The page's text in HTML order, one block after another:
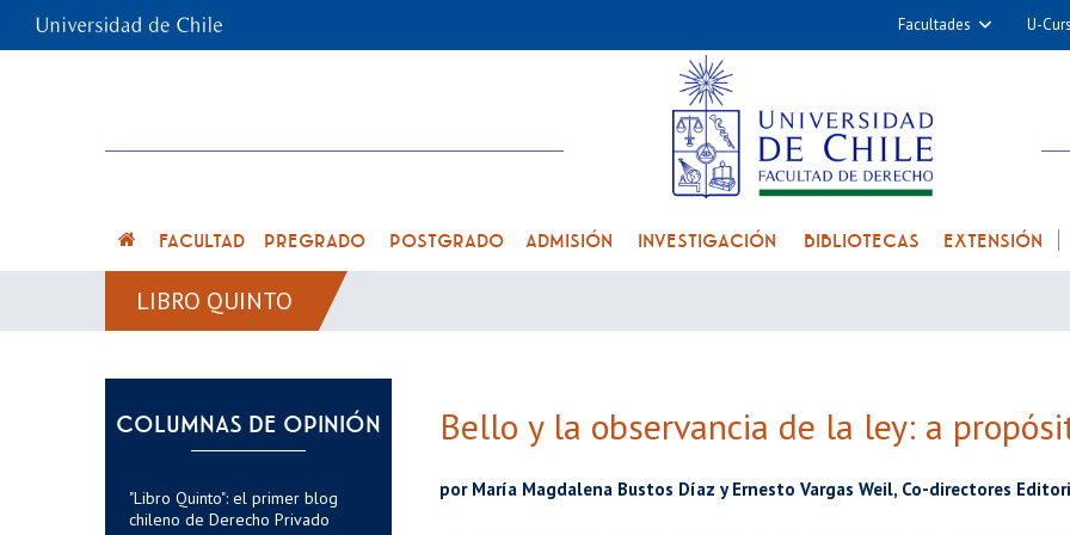
Facultades
Cs. Químicas y
Medicina
Nutrición y
Alimentos
U-
FACULTAD PREGRADO POSTGRADO ADMISIÓN INVESTIGACIÓN BIBLIOTECAS EXTENSIÓN
LIBRO QUINTO
COLUMNAS DE OPINIÓN
"Libro Quinto": el primer blog
chileno de Derecho Privado
Bello y la observancia de la ley: a
por María Magdalena Bustos Díaz y Ernesto Vargas Weil, Co-directores